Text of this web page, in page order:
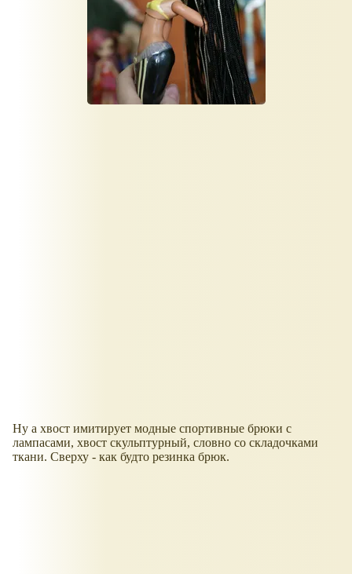
Ну а хвост имитирует модные спортивные брюки с
лампасами, хвост скульптурный, словно со складочками
ткани. Сверху - как будто резинка брюк.